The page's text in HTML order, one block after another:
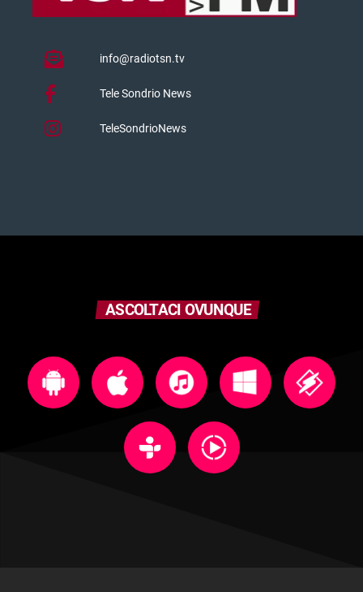
info@radiotsn.tv
Tele Sondrio News
TeleSondrioNews
ASCOLTACI OVUNQUE